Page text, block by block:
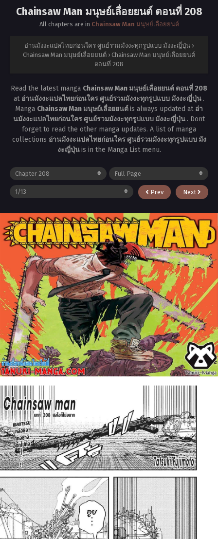
Chainsaw Man มนุษย์เลื่อยยนต์ ตอนที่ 208
All chapters are in Chainsaw Man มนุษย์เลื่อยยนต์
อ่านมังงะแปลไทยก่อนใคร ศูนย์รวมมังงะทุกรูปแบบ มังงะญี่ปุ่น ›
Chainsaw Man มนุษย์เลื่อยยนต์ › Chainsaw Man มนุษย์เลื่อยยนต์
ตอนที่ 208
Read the latest manga Chainsaw Man มนุษย์เลื่อยยนต์ ตอนที่ 208
at อ่านมังงะแปลไทยก่อนใคร ศูนย์รวมมังงะทุกรูปแบบ มังงะญี่ปุ่น .
Manga Chainsaw Man มนุษย์เลื่อยยนต์is always updated at อ่า
นมังงะแปลไทยก่อนใคร ศูนย์รวมมังงะทุกรูปแบบ มังงะญี่ปุ่น . Dont
forget to read the other manga updates. A list of manga
collections อ่านมังงะแปลไทยก่อนใคร ศูนย์รวมมังงะทุกรูปแบบ มัง
งะญี่ปุ่นis in the Manga List menu.
Prev Next